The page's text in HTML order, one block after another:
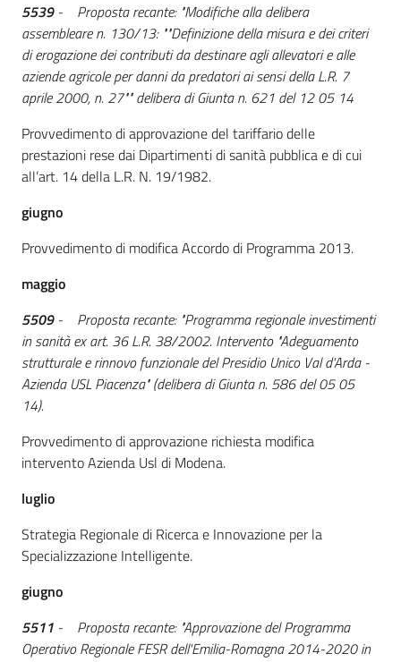
5539 - Proposta recante: "Modifiche alla delibera
assembleare n. 130/13: ""Definizione della misura e dei criteri
di erogazione dei contributi da destinare agli allevatori e alle
aziende agricole per danni da predatori ai sensi della L.R. 7
aprile 2000, n. 27"" delibera di Giunta n. 621 del 12 05 14
Provvedimento di approvazione del tariffario delle
prestazioni rese dai Dipartimenti di sanità pubblica e di cui
all’art. 14 della L.R. N. 19/1982.
giugno
Provvedimento di modifica Accordo di Programma 2013.
maggio
5509 - Proposta recante: "Programma regionale investimenti
in sanità ex art. 36 L.R. 38/2002. Intervento "Adeguamento
strutturale e rinnovo funzionale del Presidio Unico Val d'Arda -
Azienda USL Piacenza" (delibera di Giunta n. 586 del 05 05
14).
Provvedimento di approvazione richiesta modifica
intervento Azienda Usl di Modena.
luglio
Strategia Regionale di Ricerca e Innovazione per la
Specializzazione Intelligente.
giugno
5511 - Proposta recante: "Approvazione del Programma
Operativo Regionale FESR dell'Emilia-Romagna 2014-2020 in